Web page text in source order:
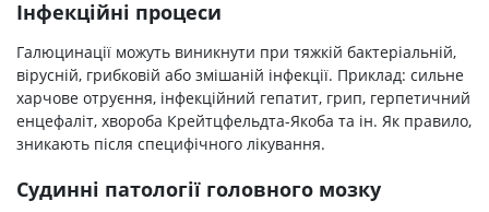
Інфекційні процеси
Галюцинації можуть виникнути при тяжкій бактеріальній,
вірусній, грибковій або змішаній інфекції. Приклад: сильне
харчове отруєння, інфекційний гепатит, грип, герпетичний
енцефаліт, хвороба Крейтцфельдта-Якоба та ін. Як правило,
зникають після специфічного лікування.
Судинні патології головного мозку